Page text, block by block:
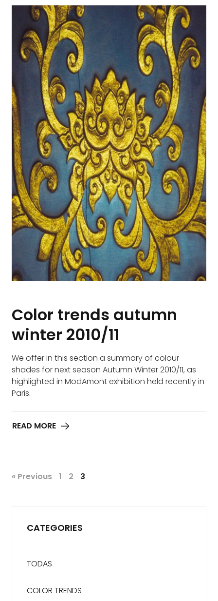
Color trends autumn
winter 2010/11
We offer in this section a summary of colour
shades for next season Autumn Winter 2010/11, as
highlighted in ModAmont exhibition held recently in
Paris.
READ MORE
« Previous 1 2 3
CATEGORIES
TODAS
COLOR TRENDS